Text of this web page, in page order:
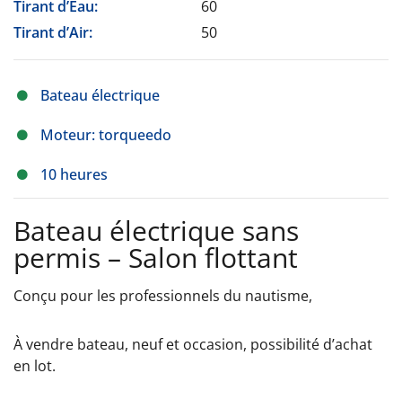
Tirant d’Eau:
60
Tirant d’Air:
50
Bateau électrique
Moteur: torqueedo
10 heures
Bateau électrique sans
permis – Salon flottant
Conçu pour les professionnels du nautisme,
À vendre bateau, neuf et occasion, possibilité d’achat
en lot.